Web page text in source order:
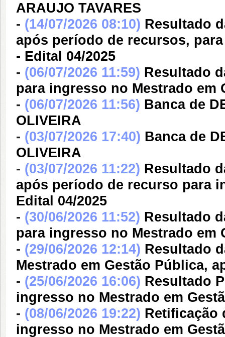
ARAUJO TAVARES
- (14/07/2026 08:10) Resultado
após período de recursos,
- Edital 04/2025
- (06/07/2026 11:59) Resultado
para ingresso no Mestrado em
- (06/07/2026 11:56) Banca de
OLIVEIRA
- (03/07/2026 17:40) Banca de
OLIVEIRA
- (03/07/2026 11:22) Resultado
após período de recurso para
Edital 04/2025
- (30/06/2026 11:52) Resultado
para ingresso no Mestrado em
- (29/06/2026 12:14) Resultado
Mestrado em Gestão Pública,
- (25/06/2026 16:06) Resultado
ingresso no Mestrado em
- (08/06/2026 19:22) Retificação
ingresso no Mestrado em